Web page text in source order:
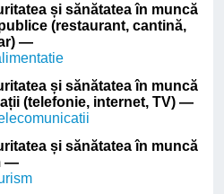
și sănătatea în muncă
(restaurant, cantină,
—
și sănătatea în muncă
(telefonie, internet, TV) —
și sănătatea în muncă
—